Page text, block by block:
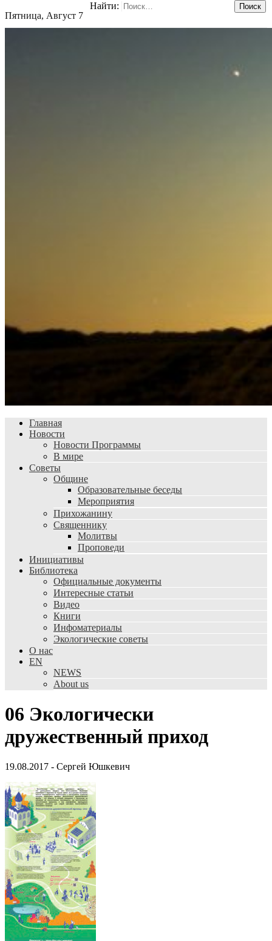
Пятница, Август 7
Найти:
Главная
Новости
Новости Программы
В мире
Советы
Общине
Образовательные беседы
Мероприятия
Прихожанину
Священнику
Молитвы
Проповеди
Инициативы
Библиотека
Официальные документы
Интересные статьи
Видео
Книги
Инфоматериалы
Экологические советы
О нас
EN
NEWS
About us
06 Экологически
дружественный приход
19.08.2017 - Сергей Юшкевич